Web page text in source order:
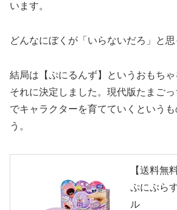
います。
どんなにぼくが「いらないだろ」と
結局は【ぷにるんず】というおもち
それに決定しました。現代版たまご
でキャラクターを育てていくという
う。
【送料
ぷにぷら
ル